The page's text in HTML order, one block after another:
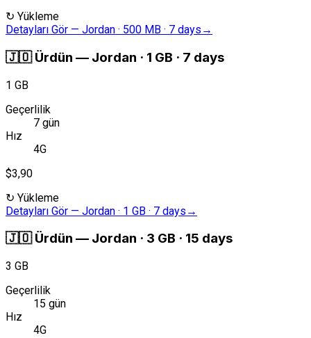
↻ Yükleme
Detayları Gör — Jordan · 500 MB · 7 days →
🇯🇴 Ürdün — Jordan · 1 GB · 7 days
1 GB
Geçerlilik
7 gün
Hız
4G
$3,90
↻ Yükleme
Detayları Gör — Jordan · 1 GB · 7 days →
🇯🇴 Ürdün — Jordan · 3 GB · 15 days
3 GB
Geçerlilik
15 gün
Hız
4G